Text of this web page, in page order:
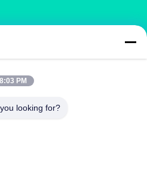
लाइनजैविक उर्वरक उत्पादन लाइन
दानेदार
8:03 PM
looking for?